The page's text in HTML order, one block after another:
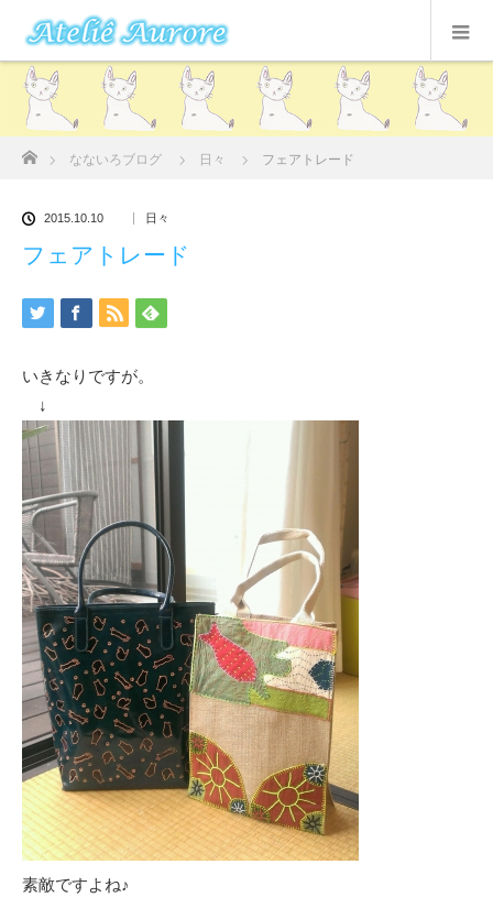
ホーム
なないろブログ 日々 フェアトレード
2015.10.10 日々
フェアトレード
いきなりですが。
↓
素敵ですよね♪